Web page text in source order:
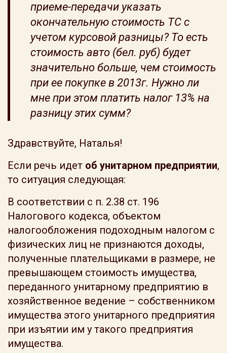
приеме-передачи указать
окончательную стоимость ТС с
учетом курсовой разницы? То есть
стоимость авто (бел. руб) будет
значительно больше, чем стоимость
при ее покупке в 2013г. Нужно ли
мне при этом платить налог 13% на
разницу этих сумм?
Здравствуйте, Наталья!
Если речь идет об унитарном предприятии,
то ситуация следующая:
В соответствии с п. 2.38 ст. 196
Налогового кодекса, объектом
налогообложения подоходным налогом с
физических лиц не признаются доходы,
полученные плательщиками в размере, не
превышающем стоимость имущества,
переданного унитарному предприятию в
хозяйственное ведение – собственником
имущества этого унитарного предприятия
при изъятии им у такого предприятия
имущества.